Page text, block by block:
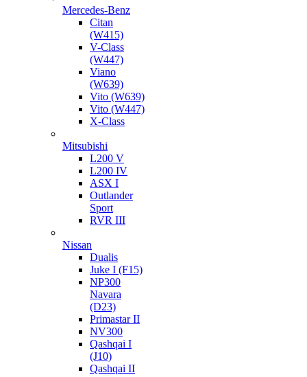
Mercedes-Benz
Citan
(W415)
V-Class
(W447)
Viano
(W639)
Vito (W639)
Vito (W447)
X-Class
Mitsubishi
L200 V
L200 IV
ASX I
Outlander
Sport
RVR III
Nissan
Dualis
Juke I (F15)
NP300
Navara
(D23)
Primastar II
NV300
Qashqai I
(J10)
Qashqai II